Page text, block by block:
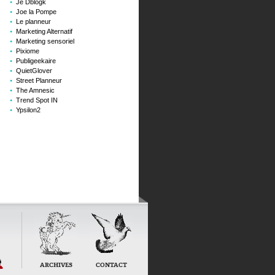
Je Dblogk
Joe la Pompe
Le planneur
Marketing Alternatif
Marketing sensoriel
Pixiome
Publigeekaire
QuietGlover
Street Planneur
The Amnesic
Trend Spot IN
Ypsilon2
ARCHIVES CONTACT